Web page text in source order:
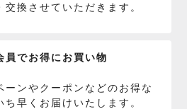
交換させていただきます。
員でお得にお買い物
ーンやクーポンなどのお得な
ち早くお届けいたします。